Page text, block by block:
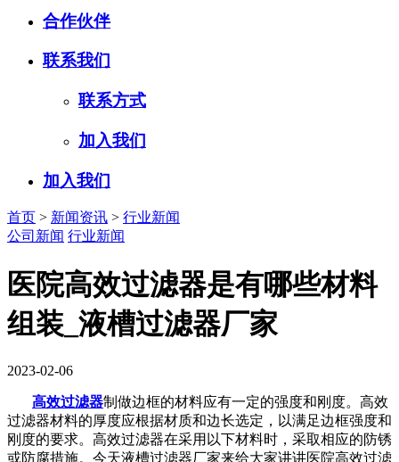
合作伙伴
联系我们
联系方式
加入我们
加入我们
首页 > 新闻资讯 > 行业新闻
公司新闻 行业新闻
医院高效过滤器是有哪些材料
组装_液槽过滤器厂家
2023-02-06
高效过滤器制做边框的材料应有一定的强度和刚度。高效
过滤器材料的厚度应根据材质和边长选定，以满足边框强度和
刚度的要求。高效过滤器在采用以下材料时，采取相应的防锈
或防腐措施。今天液槽过滤器厂家来给大家讲讲医院高效过滤